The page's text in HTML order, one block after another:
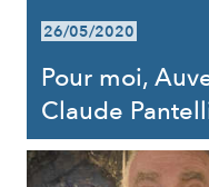
26/05/2020
Pour moi,
Claude